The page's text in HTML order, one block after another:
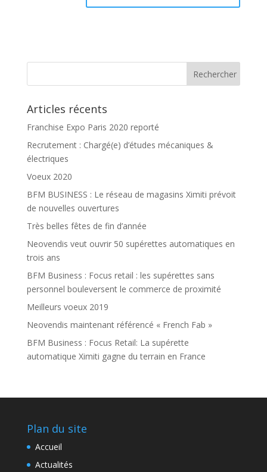
Articles récents
Franchise Expo Paris 2020 reporté
Recrutement : Chargé(e) d’études mécaniques &
électriques
Voeux 2020
BFM BUSINESS : Le réseau de magasins Ximiti prévoit
de nouvelles ouvertures
Très belles fêtes de fin d’année
Neovendis veut ouvrir 50 supérettes automatiques en
trois ans
BFM Business : Focus retail : les supérettes sans
personnel bouleversent le commerce de proximité
Meilleurs voeux 2019
Neovendis maintenant référencé « French Fab »
BFM Business : Focus Retail: La supérette
automatique Ximiti gagne du terrain en France
Plan du site
Accueil
Actualités